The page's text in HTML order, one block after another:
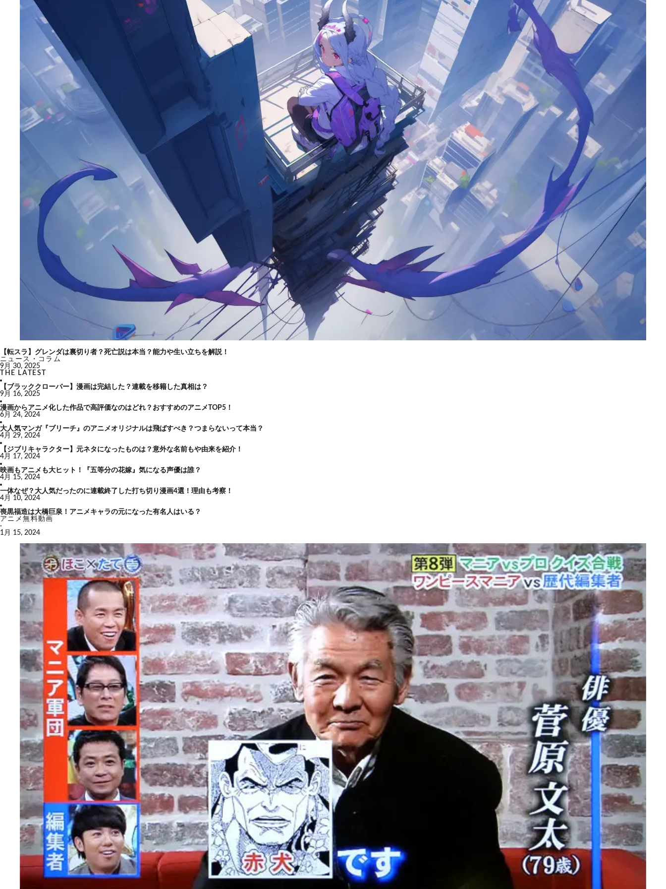
【転スラ】グレンダは裏切り者？死亡説は本当？能力や生い立ちを解説！
ニュース・コラム
9月 30, 2025
THE LATEST
【ブラッククローバー】漫画は完結した？連載を移籍した真相は？
9月 16, 2025
漫画からアニメ化した作品で高評価なのはどれ？おすすめのアニメTOP5！
6月 24, 2024
大人気マンガ『ブリーチ』のアニメオリジナルは飛ばすべき？つまらないって本当？
4月 29, 2024
【ジブリキャラクター】元ネタになったものは？意外な名前もや由来を紹介！
4月 17, 2024
映画もアニメも大ヒット！『五等分の花嫁』気になる声優は誰？
4月 15, 2024
一体なぜ？大人気だったのに連載終了した打ち切り漫画4選！理由も考察！
4月 10, 2024
喪黒福造は大橋巨泉！アニメキャラの元になった有名人はいる？
アニメ無料動画
·
1月 15, 2024